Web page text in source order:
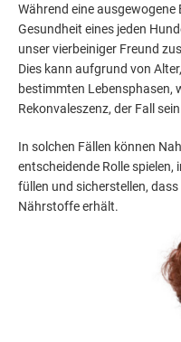
Während eine
Gesundheit eines jeden
unser vierbeiniger Freund
Dies kann aufgrund von
bestimmten Lebensphasen,
Rekonvaleszenz, der Fall
In solchen Fällen können
entscheidende Rolle spielen,
füllen und sicherstellen,
Nährstoffe erhält.